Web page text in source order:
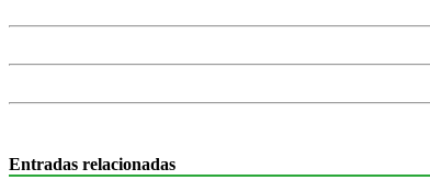
Entradas relacionadas